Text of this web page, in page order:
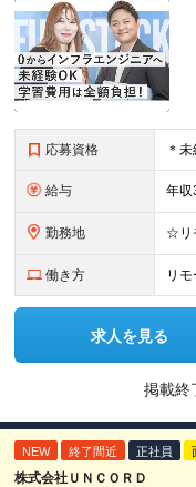
応募資格
給与
勤務地
働き方 リ
求人を見る
掲載終
NEW 終了間近 正社員
株式会社ＵＮＣＯＲＤ